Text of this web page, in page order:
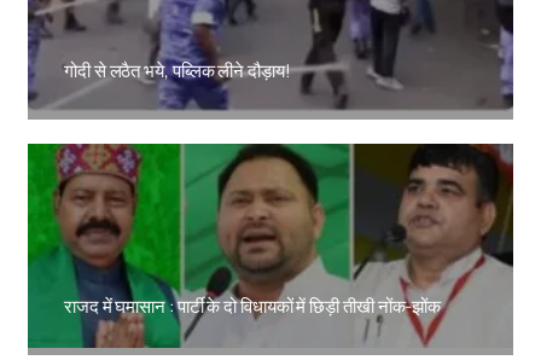
गोदी से लठैत भये, पब्लिक लीने दौड़ाय!
Amit Lekh
राजद में घमासान : पार्टी के दो विधायकों में छिड़ी तीखी नोंक-झोंक
Amit Lekh